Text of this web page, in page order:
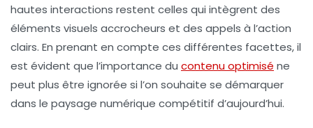
hautes interactions restent celles qui intègrent des
éléments visuels accrocheurs et des appels à l’action
clairs. En prenant en compte ces différentes facettes, il
est évident que l’importance du contenu optimisé ne
peut plus être ignorée si l’on souhaite se démarquer
dans le paysage numérique compétitif d’aujourd’hui.